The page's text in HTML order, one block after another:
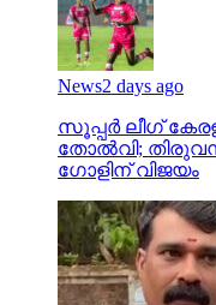
News2 days ago
സൂപ്പര്‍ ലീഗ്
തോല്‍വി;
ഗോളിന് വിജയം